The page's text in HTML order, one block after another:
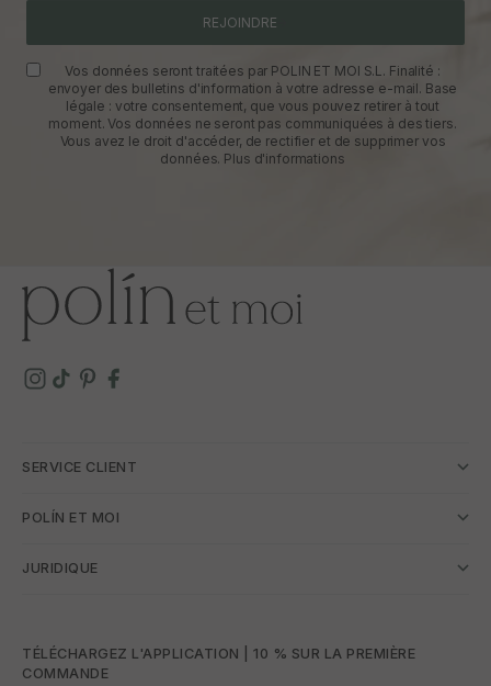
REJOINDRE
Vos données seront traitées par POLIN ET MOI S.L. Finalité :
envoyer des bulletins d'information à votre adresse e-mail. Base
légale : votre consentement, que vous pouvez retirer à tout
moment. Vos données ne seront pas communiquées à des tiers.
Vous avez le droit d'accéder, de rectifier et de supprimer vos
données. Plus d'informations
SERVICE CLIENT
POLÍN ET MOI
JURIDIQUE
TÉLÉCHARGEZ L'APPLICATION | 10 % SUR LA PREMIÈRE
COMMANDE